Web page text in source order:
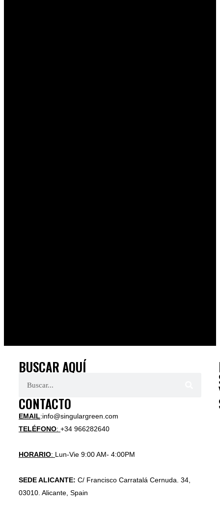
BUSCAR AQUÍ
CONTACTO
EMAIL:info@singulargreen.com
TELÉFONO: +34 966282640
HORARIO: Lun-Vie 9:00 AM- 4:00PM
SEDE ALICANTE: C/ Francisco Carratalá Cernuda. 34,
03010. Alicante, Spain